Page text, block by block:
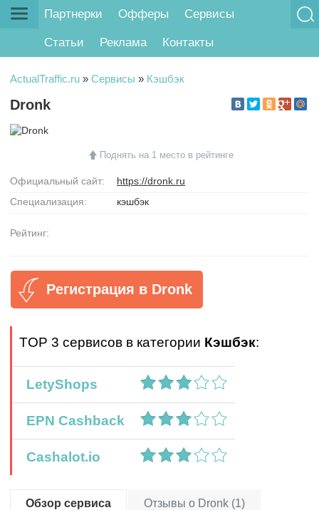
Партнерки Офферы Сервисы
Статьи Реклама Контакты
ActualTraffic.ru » Сервисы » Кэшбэк
Dronk
Поднять на 1 место в рейтинге
Официальный сайт:
https://dronk.ru
Специализация:
кэшбэк
Рейтинг:
Регистрация в Dronk
TOP 3 сервисов в категории Кэшбэк:
LetyShops
EPN Cashback
Cashalot.io
Обзор сервиса Отзывы о Dronk (1)